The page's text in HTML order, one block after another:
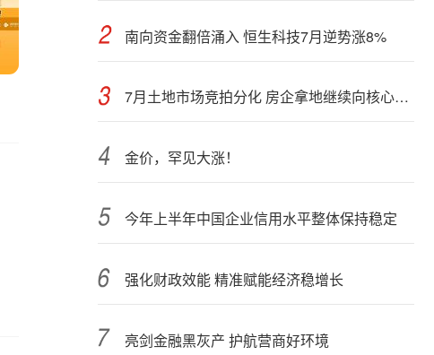
南向资金翻倍涌入 恒生科技7月逆势涨8%
7月土地市场竞拍分化 房企拿地继续向核心城市聚集
金价，罕见大涨！
今年上半年中国企业信用水平整体保持稳定
强化财政效能 精准赋能经济稳增长
亮剑金融黑灰产 护航营商好环境